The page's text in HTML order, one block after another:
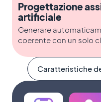
Progettazione
artificiale
Generare
coerente con un solo
Caratteristiche